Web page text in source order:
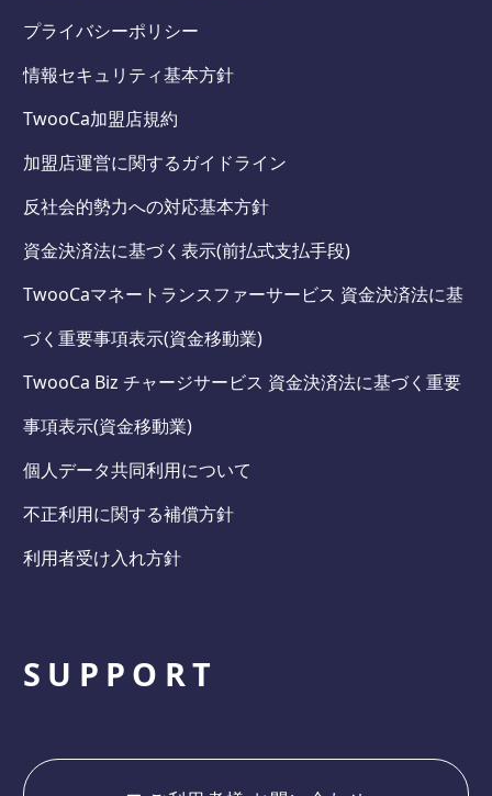
プライバシーポリシー
情報セキュリティ基本方針
TwooCa加盟店規約
加盟店運営に関するガイドライン
反社会的勢力への対応基本方針
資金決済法に基づく表示(前払式支払手段)
TwooCaマネートランスファーサービス 資金決済法に基
づく重要事項表示(資金移動業)
TwooCa Biz チャージサービス 資金決済法に基づく重要
事項表示(資金移動業)
個人データ共同利用について
不正利用に関する補償方針
利用者受け入れ方針
SUPPORT